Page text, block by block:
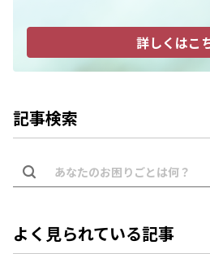
詳しくはこ
記事検索
よく見られている記事